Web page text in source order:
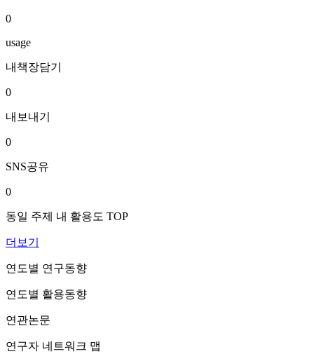
0
usage
내책장담기
0
내보내기
0
SNS공유
0
동일 주제 내 활용도 TOP
더보기
연도별 연구동향
연도별 활용동향
연관논문
연구자 네트워크 맵